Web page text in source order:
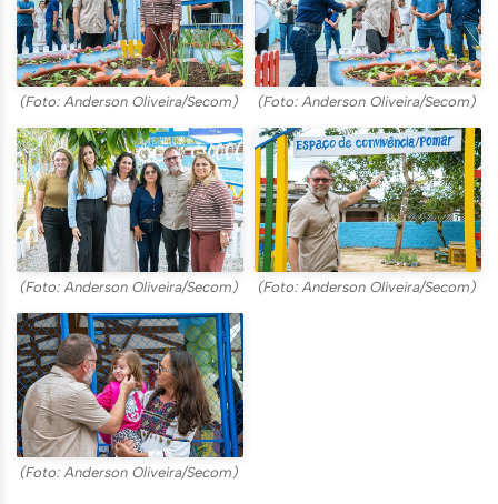
(Foto: Anderson Oliveira/Secom) (Foto: Anderson Oliveira/Secom)
(Foto: Anderson Oliveira/Secom) (Foto: Anderson Oliveira/Secom)
(Foto: Anderson Oliveira/Secom)